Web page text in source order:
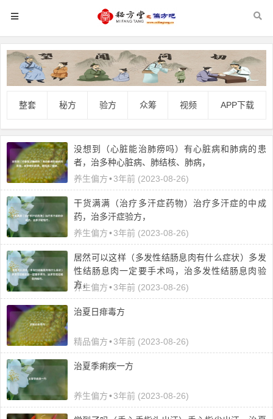
整套 秘方 验方 众筹 视频 APP下载
没想到（心脏能治肺痨吗）有心脏病和肺病的患
者，治多种心脏病、肺结核、肺病，
养生偏方•3年前 (2023-08-26)
干货满满（治疗多汗症药物）治疗多汗症的中成
药，治多汗症验方，
养生偏方•3年前 (2023-08-26)
居然可以这样（多发性结肠息肉有什么症状）多发
性结肠息肉一定要手术吗，治多发性结肠息肉验
方，
养生偏方•3年前 (2023-08-26)
治夏日痱毒方
精品偏方•3年前 (2023-08-26)
治夏季痢疾一方
养生偏方•3年前 (2023-08-26)